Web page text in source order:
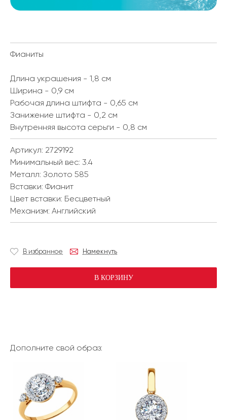
Фианиты
Длина украшения - 1,8 см
Ширина - 0,9 см
Рабочая длина штифта - 0,65 см
Занижение штифта - 0,2 см
Внутренняя высота серьги - 0,8 см
Артикул: 2729192
Минимальный вес: 3.4
Металл: Золото 585
Вставки: Фианит
Цвет вставки: Бесцветный
Механизм: Английский
В избранное Намекнуть
В КОРЗИНУ
Дополните свой образ: